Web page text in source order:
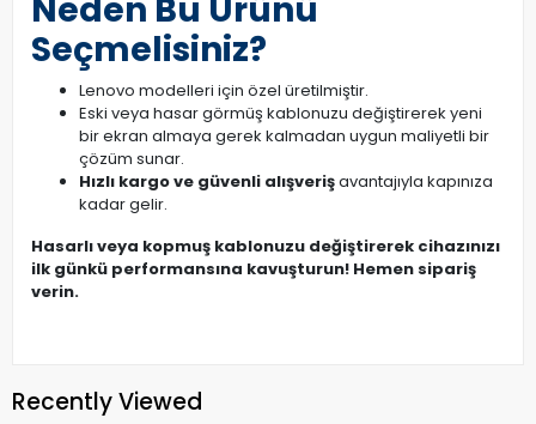
Neden Bu Ürünü
Seçmelisiniz?
Lenovo modelleri için özel üretilmiştir.
Eski veya hasar görmüş kablonuzu değiştirerek yeni
bir ekran almaya gerek kalmadan uygun maliyetli bir
çözüm sunar.
Hızlı kargo ve güvenli alışverişavantajıyla kapınıza
kadar gelir.
Hasarlı veya kopmuş kablonuzu değiştirerek cihazınızı
ilk günkü performansına kavuşturun! Hemen sipariş
verin.
Recently Viewed